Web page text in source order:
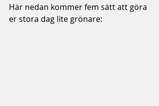
Här nedan kommer fem sätt att göra
er stora dag lite grönare: